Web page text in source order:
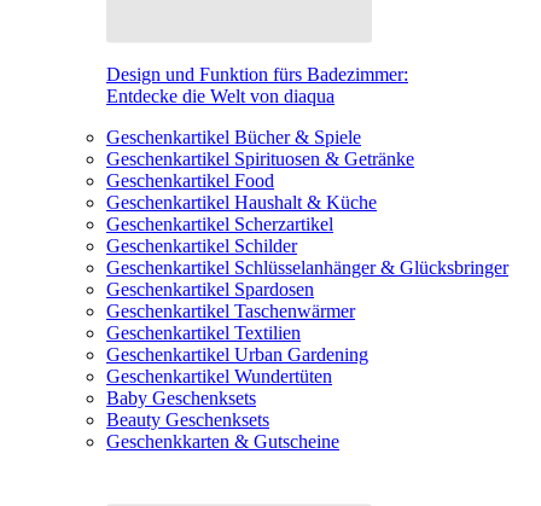
Design und Funktion fürs Badezimmer:
Entdecke die Welt von diaqua
Geschenkartikel Bücher & Spiele
Geschenkartikel Spirituosen & Getränke
Geschenkartikel Food
Geschenkartikel Haushalt & Küche
Geschenkartikel Scherzartikel
Geschenkartikel Schilder
Geschenkartikel Schlüsselanhänger & Glücksbringer
Geschenkartikel Spardosen
Geschenkartikel Taschenwärmer
Geschenkartikel Textilien
Geschenkartikel Urban Gardening
Geschenkartikel Wundertüten
Baby Geschenksets
Beauty Geschenksets
Geschenkkarten & Gutscheine